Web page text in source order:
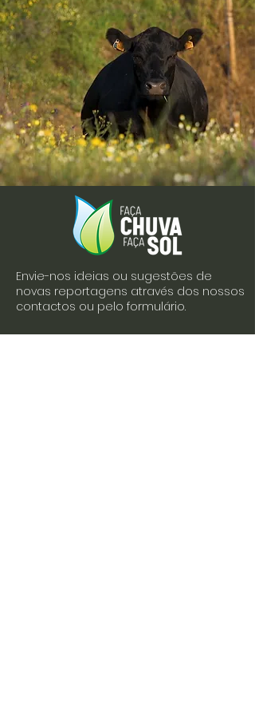
Envie-nos ideias ou sugestões de
novas reportagens através dos nossos
contactos ou pelo formulário.